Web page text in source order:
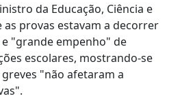
da Educação, Ciência e
as provas estavam a decorrer
"grande empenho" de
escolares, mostrando-se
"não afetaram a